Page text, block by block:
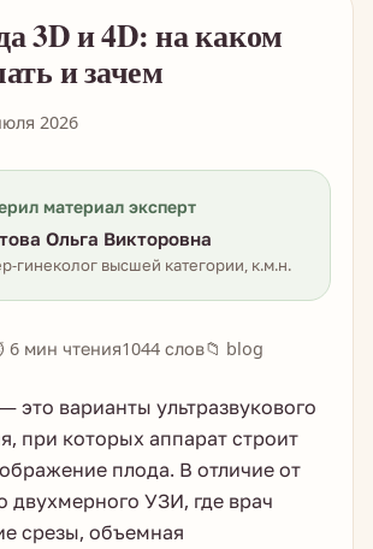
3D и 4D: на каком
и зачем
2026
материал эксперт
Ольга Викторовна
гинеколог высшей категории, к.м.н.
6 мин чтения1044 слов📁 blog
это варианты ультразвукового
при которых аппарат строит
плода. В отличие от
двухмерного УЗИ, где врач
срезы, объемная